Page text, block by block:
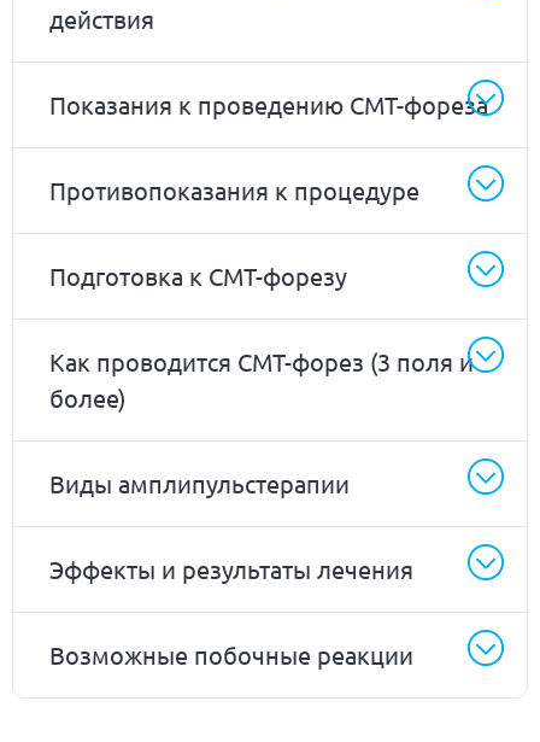
действия
Показания к проведению СМТ-фореза
Противопоказания к процедуре
Подготовка к СМТ-форезу
Как проводится СМТ-форез (3 поля и
более)
Виды амплипульстерапии
Эффекты и результаты лечения
Возможные побочные реакции